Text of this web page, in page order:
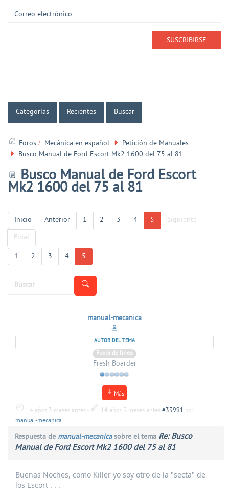
Categorías Recientes Buscar
Foros Mecánica en español
Petición de Manuales
Busco Manual de Ford Escort Mk2 1600 del 75 al 81
Busco Manual de Ford Escort
Mk2 1600 del 75 al 81
Inicio Anterior 1 2 3 4 5
Siguiente
Final
1 2 3 4 5
manual-mecanica
AUTOR DEL TEMA
Fuera de línea
Fresh Boarder
Más
14 años 3 meses antes - 14 años 3 meses antes #33991 por
manual-mecanica
Respuesta de manual-mecanicasobre el tema Re: Busco
Manual de Ford Escort Mk2 1600 del 75 al 81
Buenas Noches, como Killer yo soy otro de la "secta" de
los Escort . . .